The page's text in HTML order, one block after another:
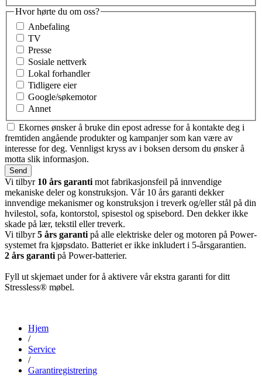
Hvor hørte du om oss?
Anbefaling
TV
Presse
Sosiale nettverk
Lokal forhandler
Tidligere eier
Google/søkemotor
Annet
Ekornes ønsker å bruke din epost adresse for å kontakte deg i
fremtiden angående produkter og kampanjer som kan være av
interesse for deg. Vennligst kryss av i boksen dersom du ønsker å
motta slik informasjon.
Vi tilbyr 10 års garanti mot fabrikasjonsfeil på innvendige
mekaniske deler og konstruksjon. Vår 10 års garanti dekker
innvendige mekanismer og konstruksjon i treverk og/eller stål på din
hvilestol, sofa, kontorstol, spisestol og spisebord. Den dekker ikke
skade på lær, tekstil eller treverk.
Vi tilbyr5 års garanti på alle elektriske deler og motoren på Power-
systemet fra kjøpsdato. Batteriet er ikke inkludert i 5-årsgarantien.
2 års garanti på Power-batterier.
Fyll ut skjemaet under for å aktivere vår ekstra garanti for ditt
Stressless® møbel.
Hjem
/
Service
/
Garantiregistrering